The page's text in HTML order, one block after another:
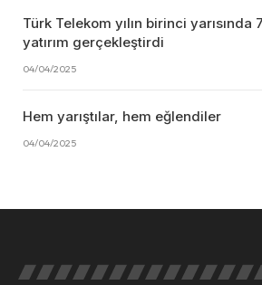
Türk Telekom yılın birinci yarısında
yatırım gerçekleştirdi
04/04/2025
Hem yarıştılar, hem eğlendiler
04/04/2025